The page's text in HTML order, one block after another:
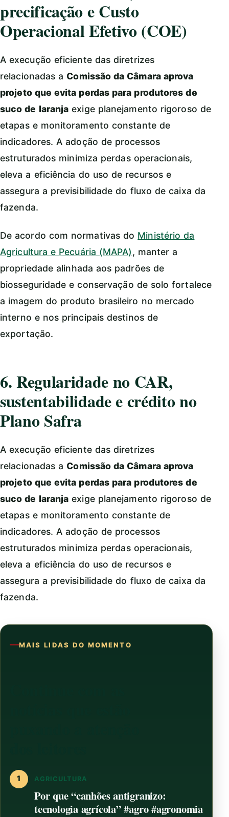
precificação e Custo
Operacional Efetivo (COE)
A execução eficiente das diretrizes
relacionadas aComissão da Câmara aprova
projeto que evita perdas para produtores de
suco de laranja exige planejamento rigoroso de
etapas e monitoramento constante de
indicadores. A adoção de processos
estruturados minimiza perdas operacionais,
eleva a eficiência do uso de recursos e
assegura a previsibilidade do fluxo de caixa da
fazenda.
De acordo com normativas do Ministério da
Agricultura e Pecuária (MAPA), manter a
propriedade alinhada aos padrões de
biosseguridade e conservação de solo fortalece
a imagem do produto brasileiro no mercado
interno e nos principais destinos de
exportação.
6. Regularidade no CAR,
sustentabilidade e crédito no
Plano Safra
A execução eficiente das diretrizes
relacionadas aComissão da Câmara aprova
projeto que evita perdas para produtores de
suco de laranja exige planejamento rigoroso de
etapas e monitoramento constante de
indicadores. A adoção de processos
estruturados minimiza perdas operacionais,
eleva a eficiência do uso de recursos e
assegura a previsibilidade do fluxo de caixa da
fazenda.
MAIS LIDAS DO MOMENTO
1 AGRICULTURA
Por que “canhões antigranizo:
tecnologia agrícola” #agro #agronomia